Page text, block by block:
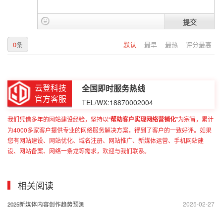
提交
默认 最早 最热 评分最高
0条
云登科技
官方客服
全国即时服务热线
TEL/WX:18870002004
我们凭借多年的网站建设经验，坚持以“帮助客户实现网络营销化”为宗旨，累计
为4000多家客户提供专业的网络服务解决方案，得到了客户的一致好评。如果
您有网站建设、网站优化、域名注册、网站推广、新媒体运营、手机网站建
设、网站备案、网络一条龙等需求，欢迎与我们联系。
相关阅读
2025-02-27
2025新媒体内容创作趋势预测